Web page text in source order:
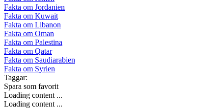
Fakta om Jordanien
Fakta om Kuwait
Fakta om Libanon
Fakta om Oman
Fakta om Palestina
Fakta om Qatar
Fakta om Saudiarabien
Fakta om Syrien
Taggar:
Spara som favorit
Loading content ...
Loading content ...